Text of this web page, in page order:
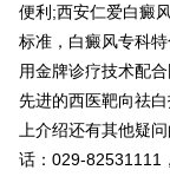
便利;西安仁爱白癜
标准，白癜风专科
用金牌诊疗技术配
先进的西医靶向祛
上介绍还有其他疑
话：029-82531111